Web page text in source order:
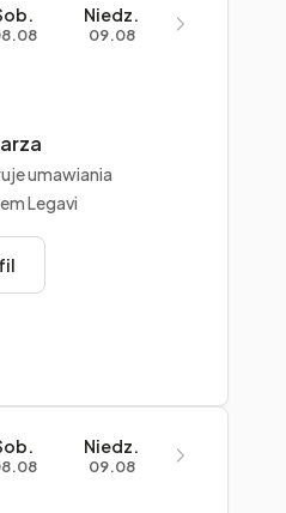
Niedz.
09.08
umawiania
Legavi
Niedz.
09.08